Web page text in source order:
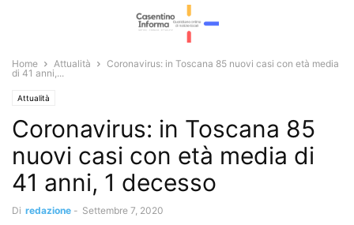
Home Attualità
Coronavirus: in Toscana 85 nuovi casi con età media
di 41 anni,...
Attualità
Coronavirus: in Toscana 85
nuovi casi con età media di
41 anni, 1 decesso
Di redazione - Settembre 7, 2020